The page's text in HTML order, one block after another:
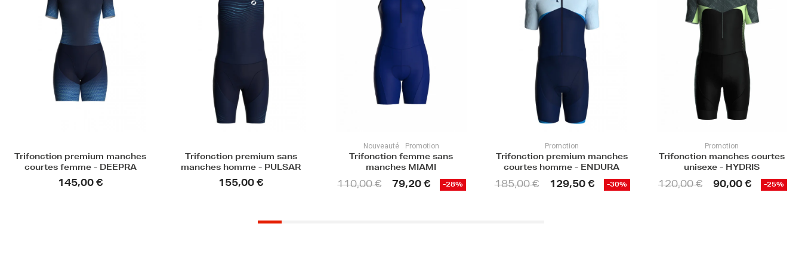
Trifonction premium sans
manches homme - PULSAR
155,00 €
Trifonction femme sans
manches MIAMI
110,00 € 79,20 €
Promotion
Trifonction premium manches
courtes homme - ENDURA
185,00 € 129,50 € -30%
Promotion
Trifonction manches courtes
unisexe - HYDRIS
120,00 € 90,00 € -25%
Trifonction manches courtes
unisexe - NAUTILUS
120,00 €